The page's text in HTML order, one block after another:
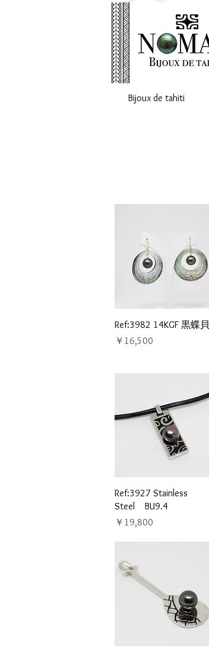
Bijoux de tahiti
クイックビュー
Ref:3982 14KGF 黒蝶貝
価格
￥16,500
クイックビュー
Ref:3927 Stainless
Steel BU9.4
価格
￥19,800